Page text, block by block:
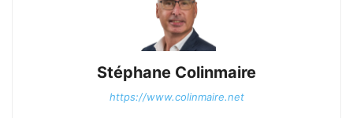
Stéphane Colinmaire
https://www.colinmaire.net